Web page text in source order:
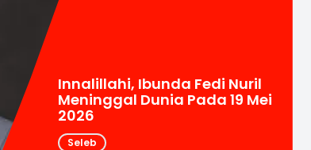
Innalillahi, Ibunda Fedi Nuril
Meninggal Dunia Pada 19 Mei
2026
Seleb